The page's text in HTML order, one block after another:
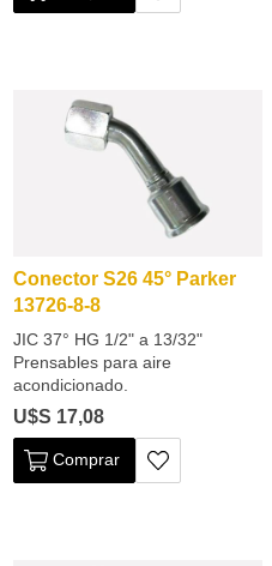
Conector S26 45° Parker
13726-8-8
JIC 37° HG 1/2" a 13/32"
Prensables para aire
acondicionado.
U$S 17,08
Comprar